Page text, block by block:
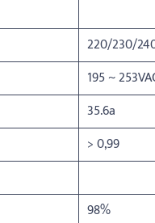
220/230/
195 ~
35.6a
> 0,99
98%